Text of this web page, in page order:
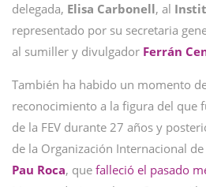
delegada, Elisa Carbonell, al
representado por su secretaria
al sumiller y divulgador Ferrán
También ha habido un momento
reconocimiento a la figura del que
de la FEV durante 27 años y
de la Organización Internacional de
Pau Roca, que falleció el pasado